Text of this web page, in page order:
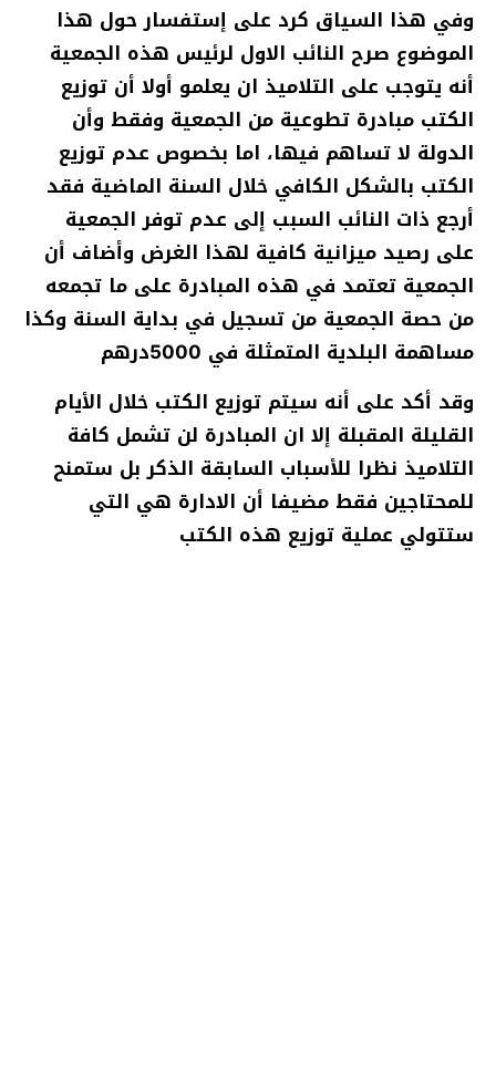
وفي هذا السياق كرد على إستفسار حول هذا
الموضوع صرح النائب الاول لرئيس هذه الجمعية
أنه يتوجب على التلاميذ ان يعلمو أولا أن توزيع
الكتب مبادرة تطوعية من الجمعية وفقط وأن
الدولة لا تساهم فيها، اما بخصوص عدم توزيع
الكتب بالشكل الكافي خلال السنة الماضية فقد
أرجع ذات النائب السبب إلى عدم توفر الجمعية
على رصيد ميزانية كافية لهذا الغرض وأضاف أن
الجمعية تعتمد في هذه المبادرة على ما تجمعه
من حصة الجمعية من تسجيل في بداية السنة وكذا
مساهمة البلدية المتمثلة في 5000درهم
وقد أكد على أنه سيتم توزيع الكتب خلال اﻷيام
القليلة المقبلة إلا ان المبادرة لن تشمل كافة
التلاميذ نظرا للأسباب السابقة الذكر بل ستمنح
للمحتاجين فقط مضيفا أن الادارة هي التي
ستتولي عملية توزيع هذه الكتب